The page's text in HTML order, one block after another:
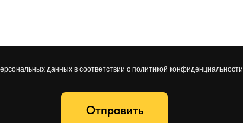
данных в соответствии с политикой конфиденциальности
Отправить